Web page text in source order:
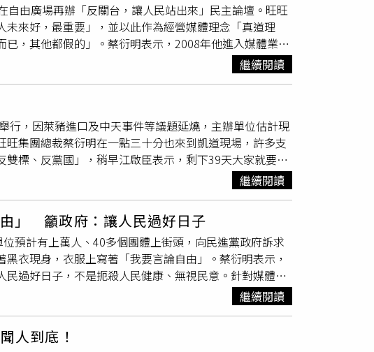
自由廣場再辦「反關台，讓人民站出來」民主論壇。旺旺
來好，最重要」，並以此作為經營媒體理念「真道理
，其他都假的」。蔡衍明表示，2008年他進入媒體業後
是「誤入叢林的小鬥犬」，他還坦言之前就曾聽說中天
自由廣場。（圖／讀者提供）蔡衍明指出，以前追隨的黨
中國時報60周年的時候，他才知道，民進黨的誕生，中
影看太多，聽到中國時報這60年來對台灣的進步所做出
，旺旺集團董事長蔡衍明晚間出席民主論壇告訴現場民
「真道理性，真愛台灣」，愛台灣就是要讓台灣人日子
的時候，蔡衍明認為，他好像也擔起了中時促進社會進
連會計都沒帶進去。而剛進入媒體業時，蔡衍明曾召集
是就說，「怎麼樣對台灣人未來好最重要」，並以此作為
過得好而已，其他都假的」，說到這裡，台下有群眾熱
開講，民眾擠滿現場。（圖／翻攝畫面）蔡衍明指出，
是要過好日子，政府就是要照顧我們，現在就連言論自
護我們嗎？蔡衍明直言，兩岸好，台灣日子才會更好，
欸！對不對！」那些人有膽一點就去大陸跟他們拼命，
陸，蔡政府這樣挑釁來挑釁去，有需要這樣嗎？蔡衍明
他是急統，但他在臉書也有說過，統一不代表統治，誰
有報大陸的新聞，哪一條是假新聞？不要侮辱我們中天
陸政府補貼的錢，我就敢出來發誓，超過50歲還要出來
繼續閱讀
，因萊豬進口及中天事件等議題延燒，主辦單位估計現
集團總裁蔡衍明在一點三十分也來到凱道現場，許多支
標、反黨國」，稍早江啟臣表示，剩下39天大家就要準
文站出來講清楚，他邀請蔡總統來一場電視辯論。蔡衍
對民進黨說中天做假新聞，蔡衍明當場詢問的記者同仁，
衍明痛批，政府做事不能這樣做，人民將在這場遊行中
，政治問題就是政治問題，中天的人他會負責，政府不
繼續閱讀
」 籲政府：讓人民過好日子
預計有上萬人、40多個團體上街頭，向民進黨政府訴求
衣現身，衣服上寫著「我要言論自由」。蔡衍明表示，
過好日子，不是扼殺人民健康、無視民意。針對媒體是
，「中天的人我會負責，我絕對不會讓我中天的人抬不
）捍衛言論自由。（圖／黃耀徵攝影）同時蔡衍明也語重
也要聽；他表示，自己也很愛台灣，沒有什麼私利，是
碰面，表達支持。（圖／黃耀徵攝）而一路上，許多民
繼續閱讀
人到底！